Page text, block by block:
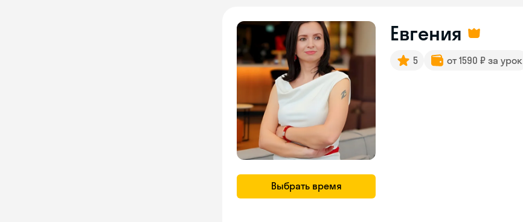
Выбрать время
Евгения
5 от 1590 ₽ за урок